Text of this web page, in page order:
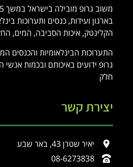
בארגון ועידות, כנסים ותערוכות
הקלינטק, איכות הסביבה, המים,
התערוכות הבינלאומיות והכנסים
גרופ ידועים באיכותם ובכמות
חלק
יצירת קשר
יאיר שטרן 43, באר שבע
08-6273838